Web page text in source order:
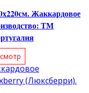
Жаккардовое
ТМ